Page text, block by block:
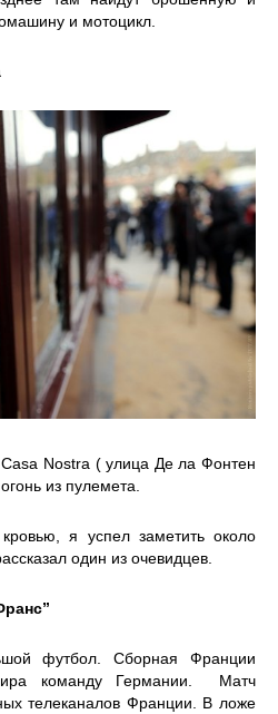
и мотоцикл.
Nostra ( улица Де ла Фонтен
из пулемета.
я успел заметить около
один из очевидцев.
футбол. Сборная Франции
команду Германии. Матч
телеканалов Франции. В ложе